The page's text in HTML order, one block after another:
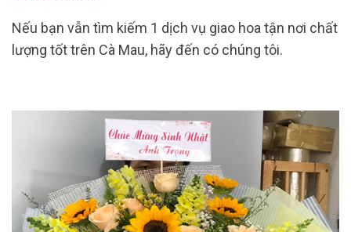
Nếu bạn vẫn tìm kiếm 1 dịch vụ giao hoa tận nơi chất
lượng tốt trên Cà Mau, hãy đến có chúng tôi.